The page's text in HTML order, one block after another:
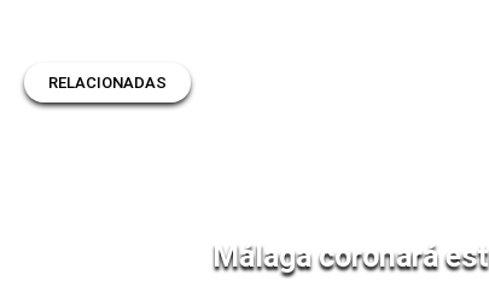
RELACIONADAS
Málaga coronará